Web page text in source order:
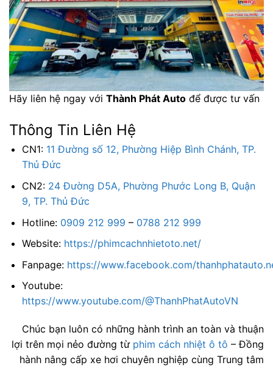
Hãy liên hệ ngay với Thành Phát Auto để được tư vấn
Thông Tin Liên Hệ
CN1: 11 Đường số 12, Phường Hiệp Bình Chánh, TP.
Thủ Đức
CN2: 24 Đường D5A, Phường Phước Long B, Quận
9, TP. Thủ Đức
Hotline: 0909 212 999 – 0788 212 999
Website: https://phimcachnhietoto.net/
Fanpage: https://www.facebook.com/
Youtube:
https://www.youtube.com/@ThanhPhatAutoVN
Chúc bạn luôn có những hành trình an toàn và thuận
lợi trên mọi nẻo đường từ phim cách nhiệt ô tô – Đồng
hành nâng cấp xe hơi chuyên nghiệp cùng Trung tâm